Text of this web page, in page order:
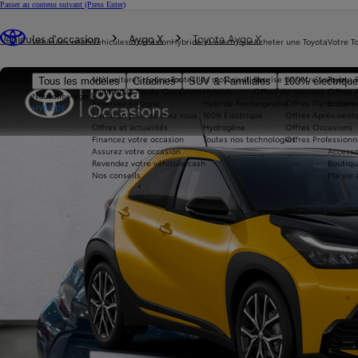
Passer au contenu suivant (Press Enter)
Véhicules neufs
Tous les modèles Citadines SUV & Familiales 100%
Nouvelle Aygo X
HYBRIDE
Véhicules d'occasion
Nos voitures d'occasion
Avantages Toyota Occasions
Réservez en ligne
Livraison près de chez vous
Offres et actualités
Financez votre occasion
Assurez votre occasion
Revendez votre véhicule cash
Nos conseils
Hybride et électrique
Toutes les motorisations
Hybride
Hybride Rechargeable
100% Électrique
Hydrogène
Toutes nos technologies
Acheter une Toyota
Reprise de votre voiture
Offres du moment
Offres Après-
Offres Occasions
Offres
Votre
Toyota
Offres
Ma vie
Véhicules d'occasion Aygo X Toyota Aygo X